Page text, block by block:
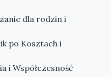
dla rodzin i
po Kosztach i
i Współczesność